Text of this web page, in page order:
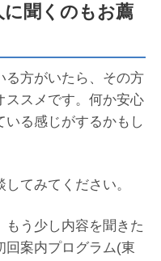
聞くのもお薦
る方がいたら、その方
ススメです。何か安心
いる感じがするかもし
てみてください。
もう少し内容を聞きた
回案内プログラム(東